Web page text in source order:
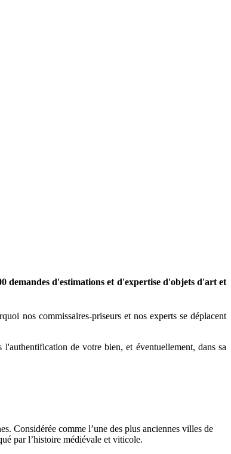
demandes d'estimations et d'expertise d'objets d'art et
nos commissaires-priseurs et nos experts se déplacent
de votre bien, et éventuellement, dans sa
Considérée comme l’une des plus anciennes villes de
par l’histoire médiévale et viticole.